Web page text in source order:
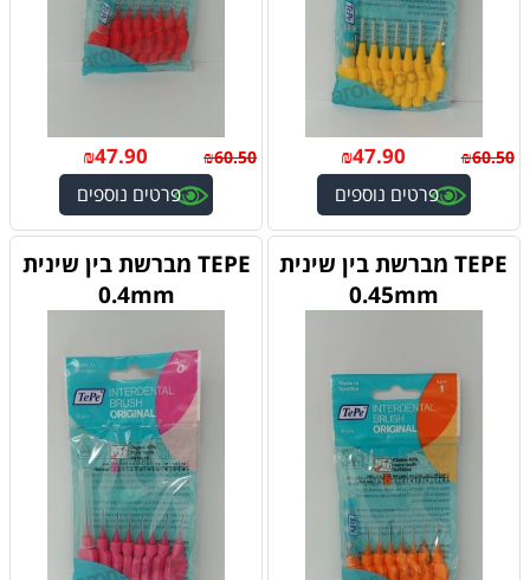
₪60.50
₪47.90
פרטים נוספים
₪60.50
₪47.90
פרטים נוספים
TEPE מברשת בין שינית
0.45mm
TEPE מברשת בין שינית
0.4mm